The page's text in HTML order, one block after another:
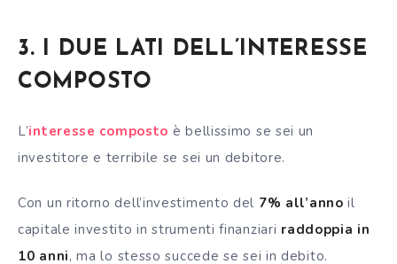
3. I DUE LATI DELL’INTERESSE
COMPOSTO
L’interesse composto è bellissimo se sei un
investitore e terribile se sei un debitore.
Con un ritorno dell’investimento del 7% all’annoil
capitale investito in strumenti finanziari raddoppia in
10 anni, ma lo stesso succede se sei in debito.